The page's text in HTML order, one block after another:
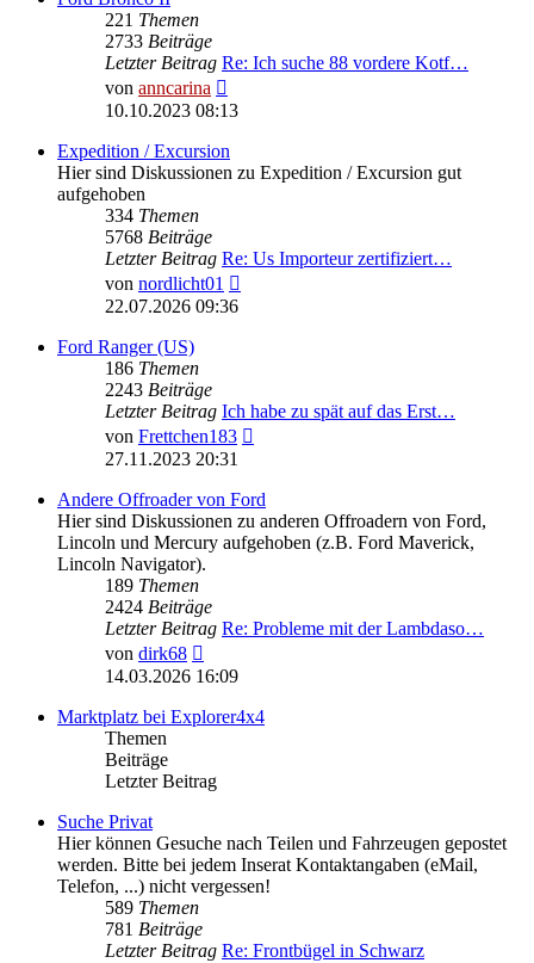
221 Themen
2733 Beiträge
Letzter Beitrag Re: Ich suche 88 vordere Kotf…
von anncarina
Beitrag
10.10.2023 08:13
Expedition / Excursion
Hier sind Diskussionen zu Expedition / Excursion gut
aufgehoben
334 Themen
5768 Beiträge
Letzter Beitrag Re: Us Importeur zertifiziert…
von nordlicht01
22.07.2026 09:36
Ford Ranger (US)
186 Themen
2243 Beiträge
Letzter Beitrag Ich habe zu spät auf das Erst…
von Frettchen183
27.11.2023 20:31
Andere Offroader von Ford
Hier sind Diskussionen zu anderen Offroadern von Ford,
Lincoln und Mercury aufgehoben (z.B. Ford Maverick,
Lincoln Navigator).
189 Themen
2424 Beiträge
Letzter Beitrag Re: Probleme mit der Lambdaso…
von dirk68
Beitrag
14.03.2026 16:09
Marktplatz bei Explorer4x4
Themen
Beiträge
Letzter Beitrag
Suche Privat
Hier können Gesuche nach Teilen und Fahrzeugen gepostet
werden. Bitte bei jedem Inserat Kontaktangaben (eMail,
Telefon, ...) nicht vergessen!
589 Themen
781 Beiträge
Letzter Beitrag Re: Frontbügel in Schwarz